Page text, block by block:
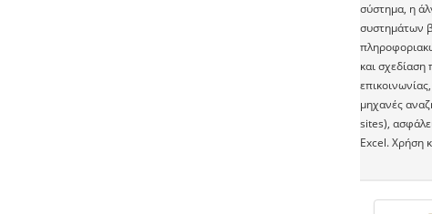
σύστημα, η
συστημάτων
και
μηχανές
sites),
Excel. Χρήση